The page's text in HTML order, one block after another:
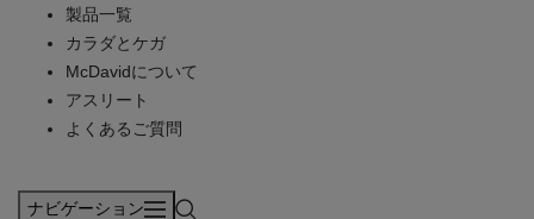
製品一覧
カラダとケガ
McDavidについて
アスリート
よくあるご質問
ナビゲーション